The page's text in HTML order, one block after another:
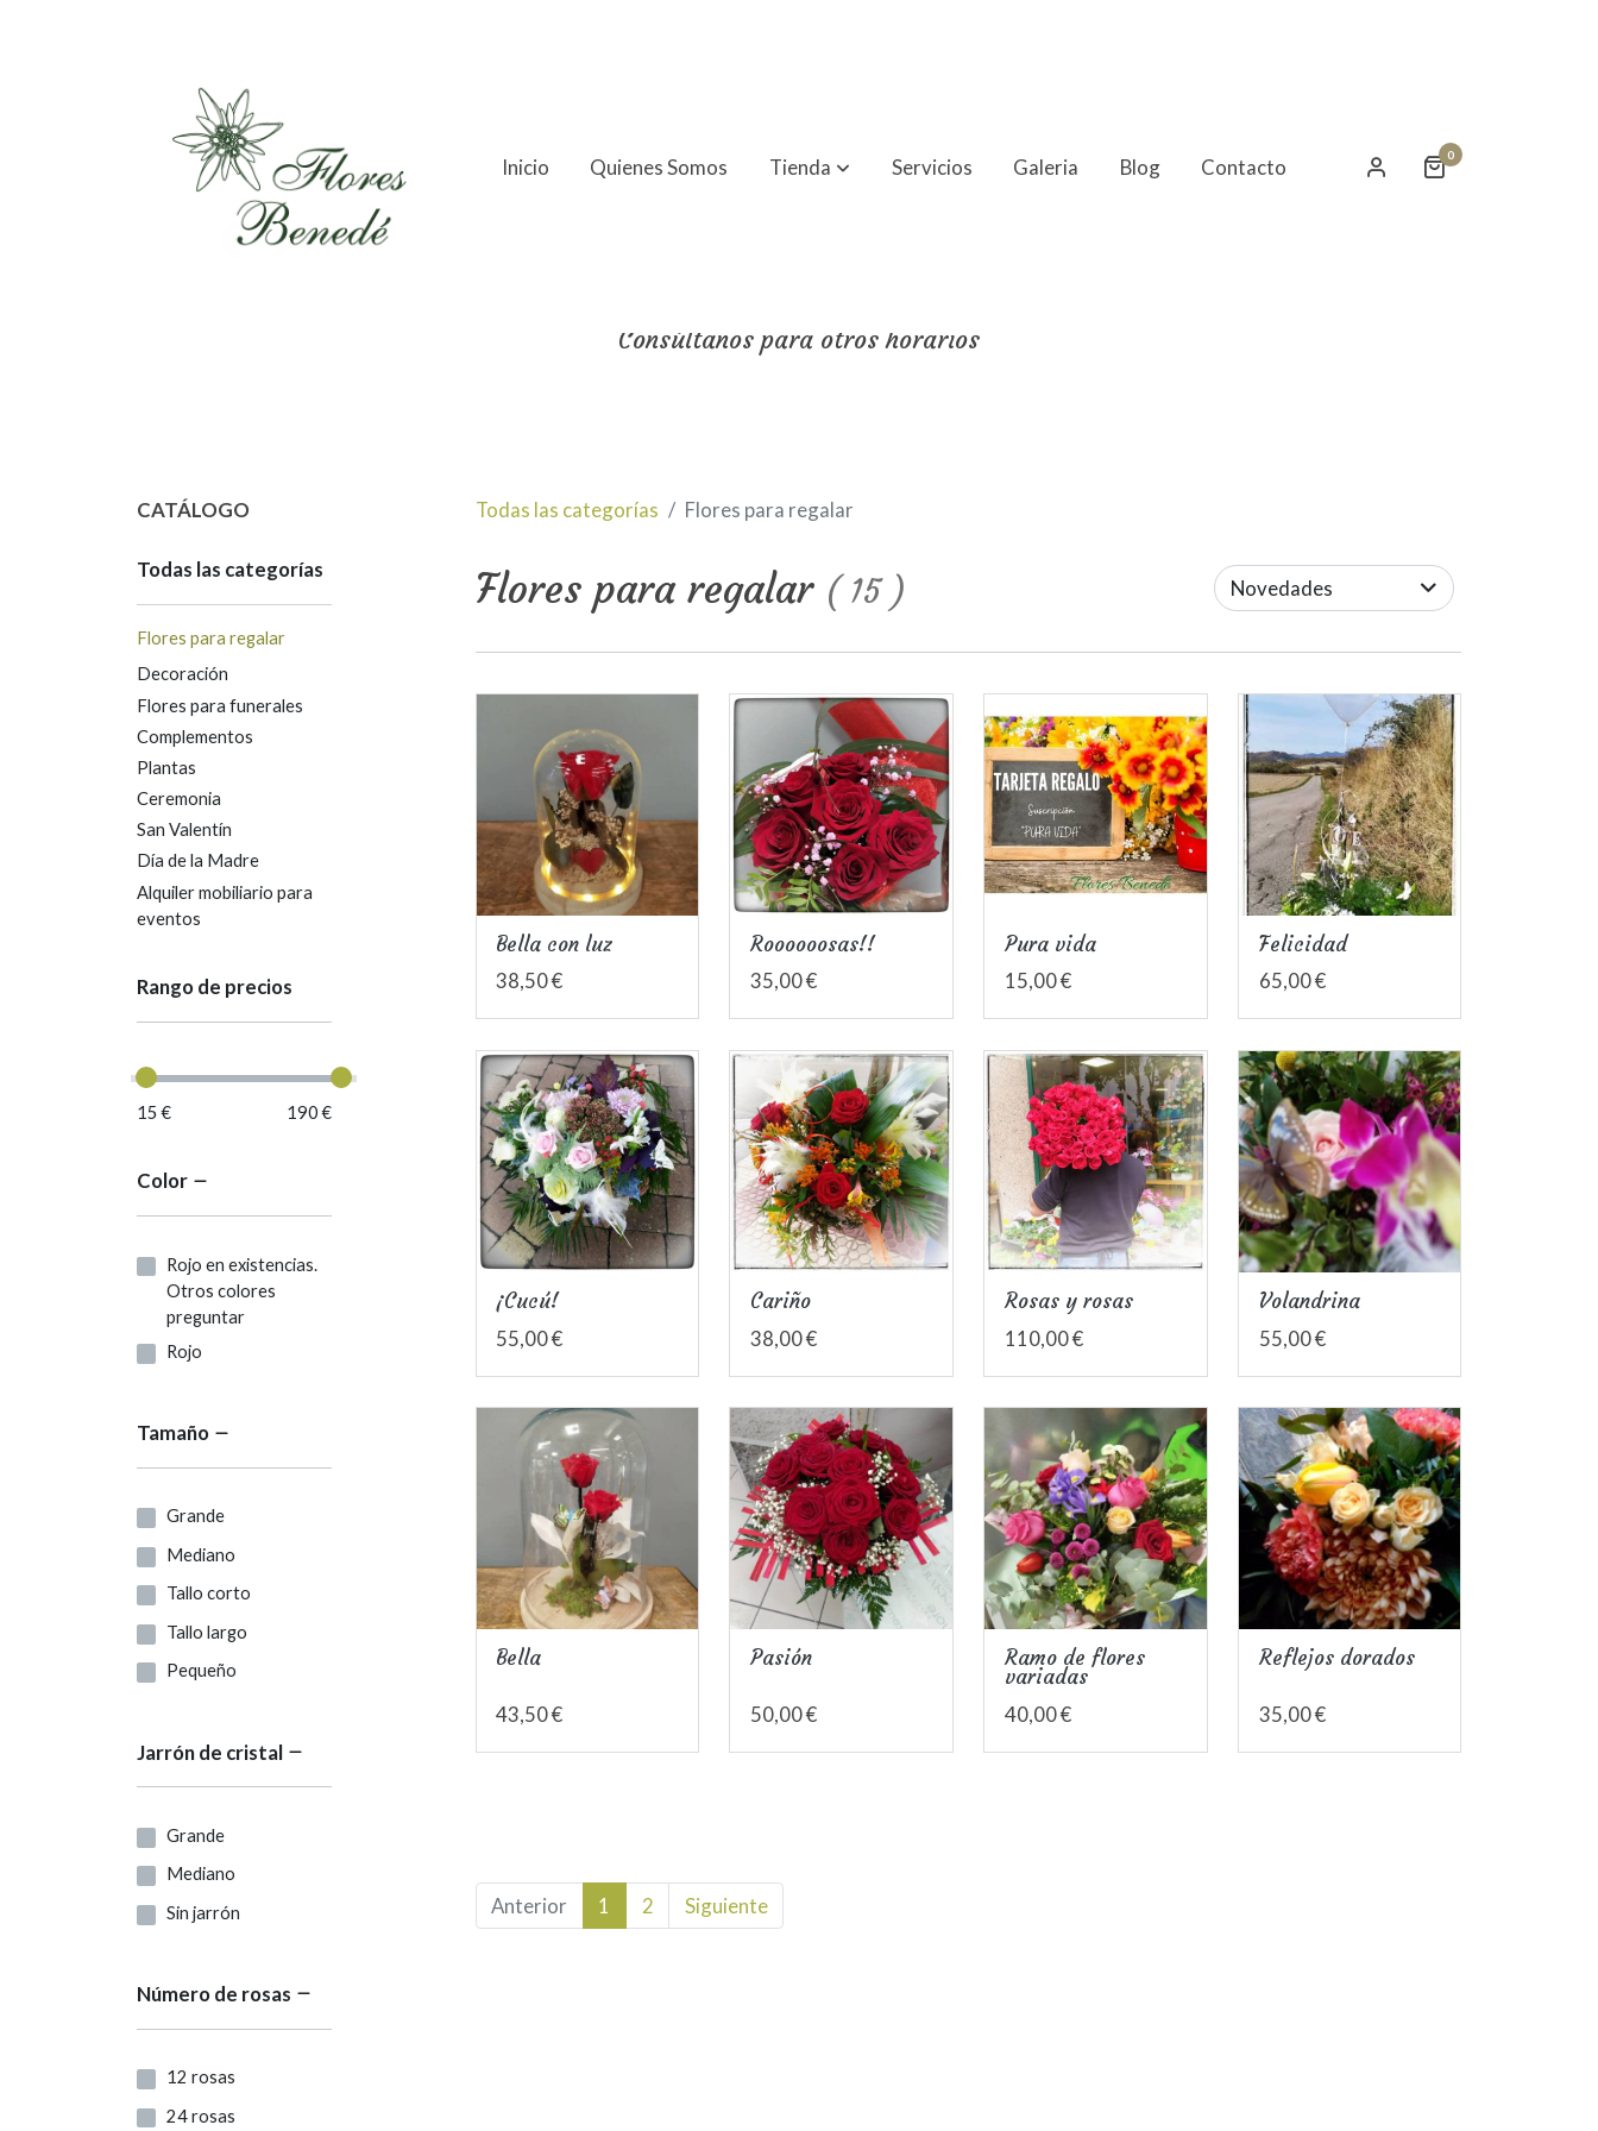
Inicio Quienes Somos Tienda Servicios Galeria Blog Contacto 0
Consúltanos para otros horarios
CATÁLOGO
Todas las categorías
Flores para regalar
Decoración
Flores para funerales
Complementos
Plantas
Ceremonia
San Valentín
Día de la Madre
Alquiler mobiliario para
eventos
Rango de precios
15 € 190 €
Color
Rojo en existencias.
Otros colores
preguntar
Rojo
Tamaño
Grande
Mediano
Tallo corto
Tallo largo
Pequeño
Jarrón de cristal
Grande
Mediano
Sin jarrón
Número de rosas
12 rosas
24 rosas
Todas las categorías Flores para regalar
Flores para regalar ( 15 ) Novedades
Bella con luz
38,50 €
Roooooosas!!
35,00 €
Pura vida
15,00 €
Felicidad
65,00 €
¡Cucú!
55,00 €
Cariño
38,00 €
Rosas y rosas
110,00 €
Volandrina
55,00 €
Bella
43,50 €
Pasión
50,00 €
Ramo de flores
variadas
40,00 €
Reflejos dorados
35,00 €
Anterior 1 2 Siguiente